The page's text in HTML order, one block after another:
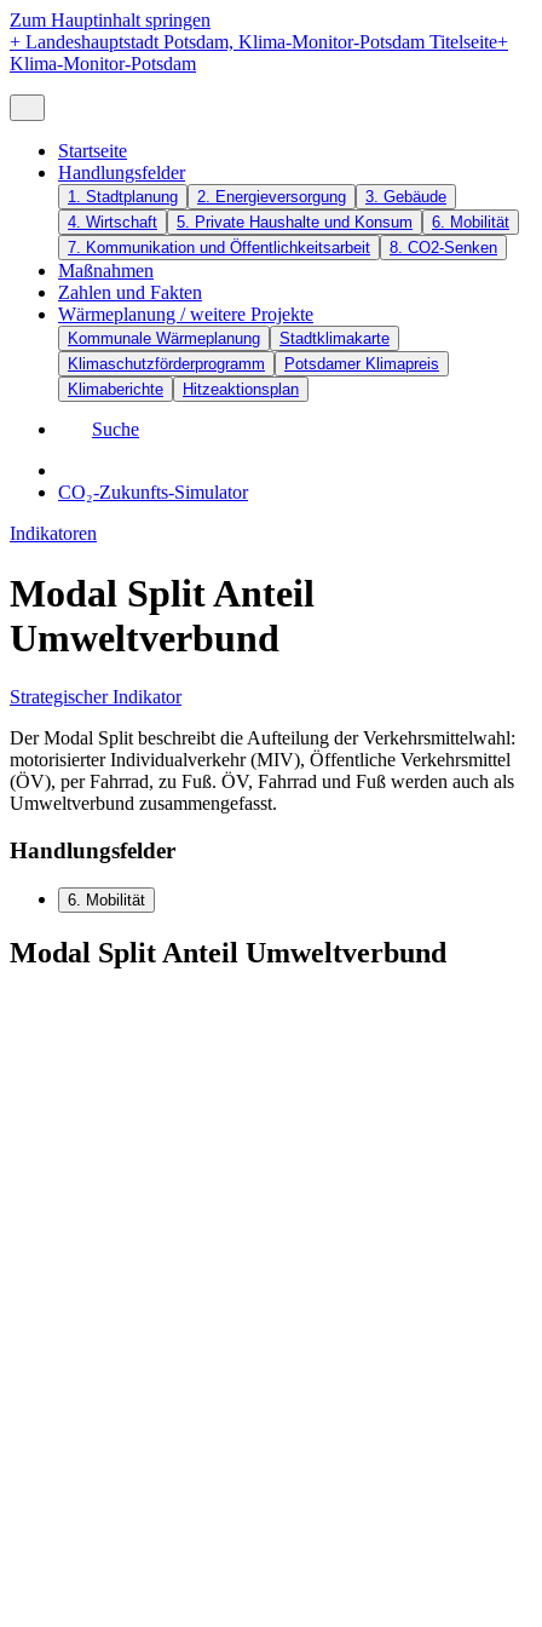
Zum Hauptinhalt springen
+ Landeshauptstadt Potsdam, Klima-Monitor-Potsdam Titelseite+
Klima-Monitor-Potsdam
Startseite
Handlungsfelder
1. Stadtplanung 2. Energieversorgung
3. Gebäude
4. Wirtschaft
5. Private Haushalte und Konsum
6. Mobilität
7. Kommunikation und Öffentlichkeitsarbeit
8. CO2-Senken
Maßnahmen
Zahlen und Fakten
Wärmeplanung / weitere Projekte
Kommunale Wärmeplanung
Stadtklimakarte
Klimaschutzförderprogramm
Potsdamer Klimapreis
Klimaberichte
Hitzeaktionsplan
Suche
CO₂-Zukunfts-Simulator
Indikatoren
Modal Split Anteil
Umweltverbund
Strategischer Indikator
Der Modal Split beschreibt die Aufteilung der Verkehrsmittelwahl:
motorisierter Individualverkehr (MIV), Öffentliche Verkehrsmittel
(ÖV), per Fahrrad, zu Fuß. ÖV, Fahrrad und Fuß werden auch als
Umweltverbund zusammengefasst.
Handlungsfelder
6. Mobilität
Modal Split Anteil Umweltverbund